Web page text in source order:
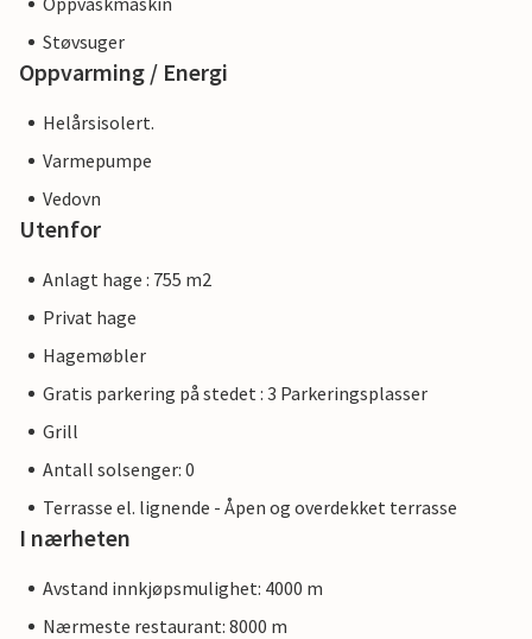
Støvsuger
Oppvarming / Energi
Helårsisolert.
Varmepumpe
Vedovn
Utenfor
Anlagt hage : 755 m2
Privat hage
Hagemøbler
Gratis parkering på stedet : 3 Parkeringsplasser
Grill
Antall solsenger: 0
Terrasse el. lignende - Åpen og overdekket terrasse
I nærheten
Avstand innkjøpsmulighet: 4000 m
Nærmeste restaurant: 8000 m